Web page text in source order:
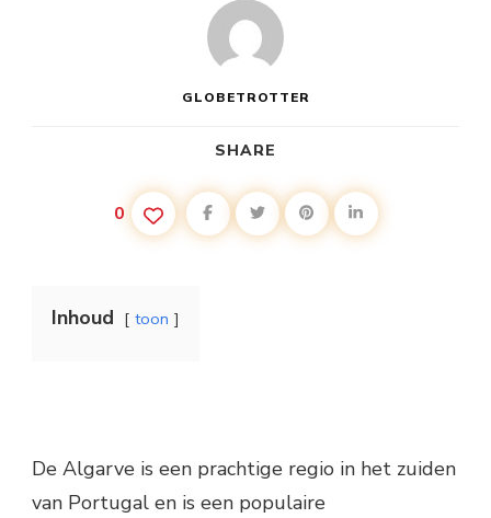
GLOBETROTTER
SHARE
0
Inhoud toon
De Algarve is een prachtige regio in het zuiden
van Portugal en is een populaire